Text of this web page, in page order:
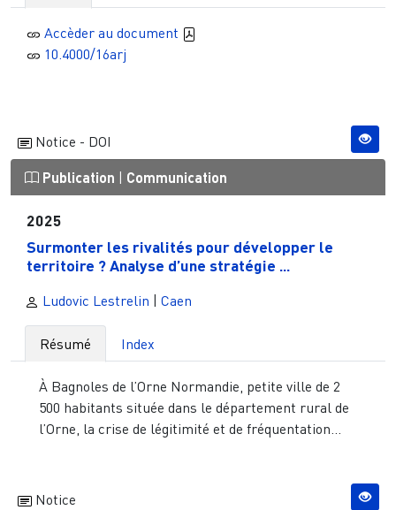
Accèder au document
10.4000/16arj
Notice - DOI
Publication Communication
2025
Surmonter les rivalités pour développer le
territoire ? Analyse d’une stratégie ...
Ludovic Lestrelin | Caen
Résumé Index
À Bagnoles de l’Orne Normandie, petite ville de 2
500 habitants située dans le département rural de
l’Orne, la crise de légitimité et de fréquentation...
Notice